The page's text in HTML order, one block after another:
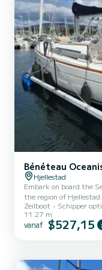
Bénéteau
Hjellestad
Embark on board the
the region of
complete comfort and
with all comfort and a
of 11 meters, it will be
Zeilboot Schipper
11.27 m
vanaf $527,15